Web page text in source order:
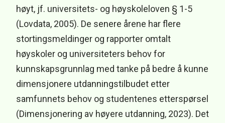
høyt, jf. universitets- og høyskoleloven § 1-5
(Lovdata, 2005). De senere årene har flere
stortingsmeldinger og rapporter omtalt
høyskoler og universiteters behov for
kunnskapsgrunnlag med tanke på bedre å kunne
dimensjonere utdanningstilbudet etter
samfunnets behov og studentenes etterspørsel
(Dimensjonering av høyere utdanning, 2023). Det